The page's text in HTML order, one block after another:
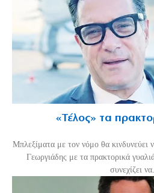
«Τέλος» τα
Μπλεξίματα με τον νόμο θα κινδυνεύει
Γεωργιάδης με τα πρακτορικά
συνεχίζει